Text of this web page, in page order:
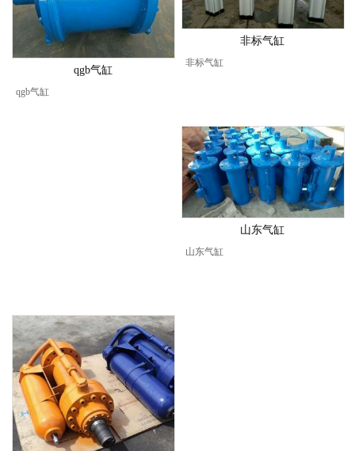
qgb气缸
qgb气缸
非标气缸
非标气缸
山东气缸
山东气缸